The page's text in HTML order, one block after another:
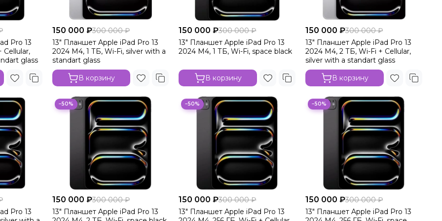
Pro 13
Cellular,
glass
150 000 ₽300 000 ₽
13" Планшет Apple iPad Pro 13
2024 M4, 1 ТБ, Wi-Fi, silver with a
standart glass
В корзину
150 000 ₽300 000 ₽
13" Планшет Apple iPad Pro 13
2024 M4, 1 ТБ, Wi-Fi, space black
В корзину
150 000 ₽300 000 ₽
13" Планшет Apple iPad Pro 13
2024 M4, 2 ТБ, Wi-Fi + Cellular,
silver with a standart glass
В корзину
Pro 13
−50%
150 000 ₽300 000 ₽
13" Планшет Apple iPad Pro 13
−50%
150 000 ₽300 000 ₽
13" Планшет Apple iPad Pro 13
−50%
150 000 ₽300 000 ₽
13" Планшет Apple iPad Pro 13